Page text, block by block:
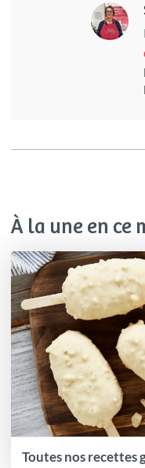
À la une en ce
Toutes nos recettes